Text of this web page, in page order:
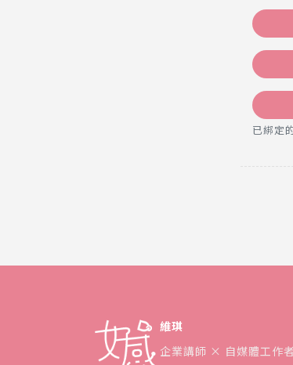
已綁定
維琪
企業講師 × 自媒體工作者